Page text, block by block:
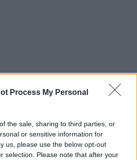
Process My Personal
the sale, sharing to third parties, or
or sensitive information for
us, please use the below opt-out
selection. Please note that after your